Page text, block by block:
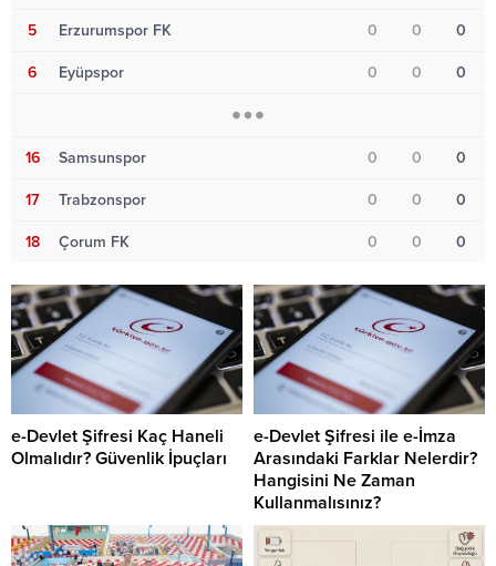
5 Erzurumspor FK 0 0 0
6 Eyüpspor 0 0 0
16 Samsunspor 0 0 0
17 Trabzonspor 0 0 0
18 Çorum FK 0 0 0
e-Devlet Şifresi Kaç Haneli
Olmalıdır? Güvenlik İpuçları
e-Devlet Şifresi ile e-İmza
Arasındaki Farklar Nelerdir?
Hangisini Ne Zaman
Kullanmalısınız?